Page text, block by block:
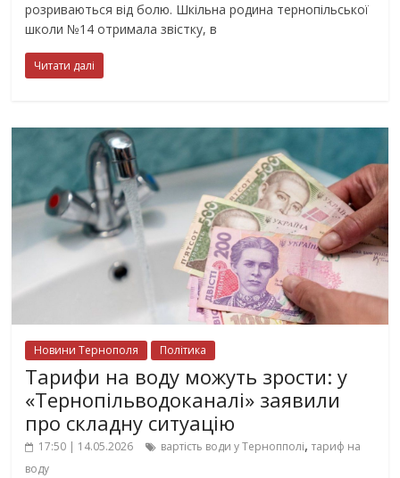
розриваються від болю. Шкільна родина тернопільської
школи №14 отримала звістку, в
Читати далі
Новини Тернополя Політика
Тарифи на воду можуть зрости: у
«Тернопільводоканалі» заявили
про складну ситуацію
17:50 | 14.05.2026 вартість води у Тернопполі,тариф на
воду